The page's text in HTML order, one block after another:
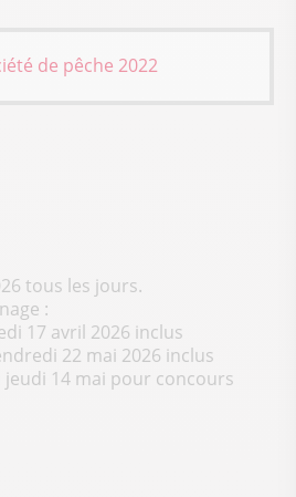
de pêche 2022
tous les jours.
:
17 avril 2026 inclus
22 mai 2026 inclus
jeudi 14 mai pour concours